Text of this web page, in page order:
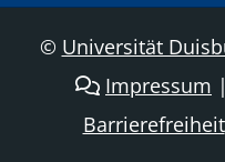
© Universität
Impressum |
Barrierefreiheit